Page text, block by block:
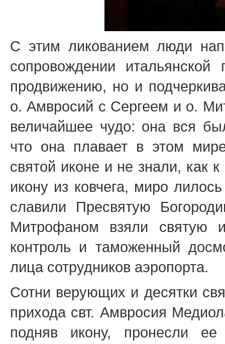
С этим ликованием люди
сопровождении
продвижению, но и
о. Амвросий с Сергеем и о.
величайшее чудо: она вся
что она плавает в этом
святой иконе и не знали, как
икону из ковчега, миро
славили Пресвятую
Митрофаном взяли святую
контроль и таможенный
лица сотрудников аэропорта.
Сотни верующих и десятки
прихода свт. Амвросия
подняв икону, пронесли